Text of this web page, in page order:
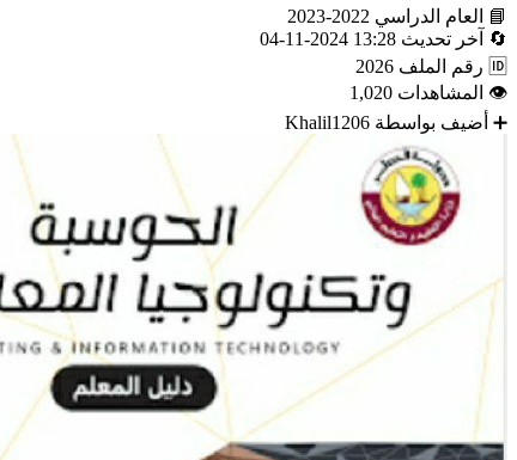
📘 العام الدراسي 2022-2023
🔄
آخر تحديث 13:28 2024-11-04
🆔 رقم الملف 2026
👁 المشاهدات 1,020
➕ أضيف بواسطة Khalil1206